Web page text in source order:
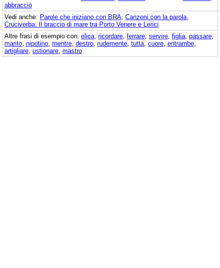
abbracciò
Vedi anche: Parole che iniziano con BRA Canzoni con la parola
Cruciverba: Il braccio di mare tra Porto Venere e Lerici
Altre frasi di esempio con: elica ricordare ferrare servire figlia passare
marito nipotino mentre destro rudemente tutta cuore entrambe
artigliare ustionare mastro